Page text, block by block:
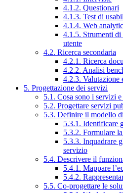
4.1.2. Questionari
4.1.3. Test di
4.1.4. Web
4.1.5. Strumenti di
utente
4.2. Ricerca secondaria
4.2.1. Ricerca
4.2.2. Analisi
4.2.3. Valutazione
5. Progettazione dei servizi
5.1. Cosa sono i servizi
5.2. Progettare servizi
5.3. Definire il modello
5.3.1. Identificare
5.3.2. Formulare
5.3.3. Inquadrare
servizio
5.4. Descrivere il
5.4.1. Mappare
5.4.2.
5.5. Co-progettare le